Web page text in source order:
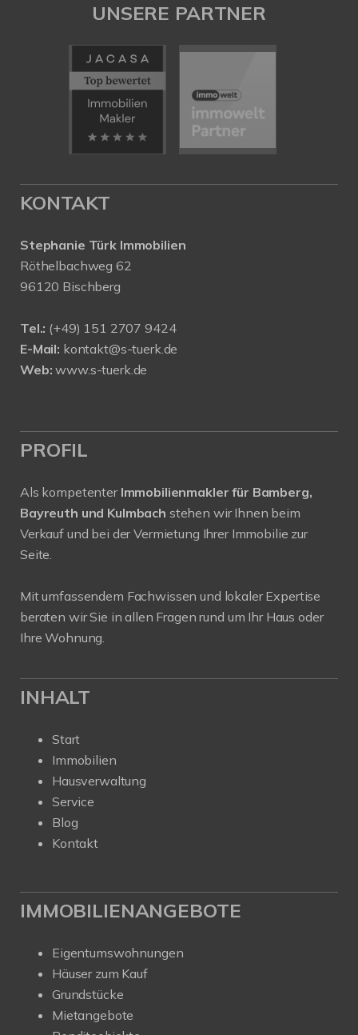
UNSERE PARTNER
KONTAKT
Stephanie Türk Immobilien
Röthelbachweg 62
96120 Bischberg
Tel.: (+49) 151 2707 9424
E-Mail: kontakt@s-tuerk.de
Web: www.s-tuerk.de
PROFIL
Als kompetenter Immobilienmakler für Bamberg,
Bayreuth und Kulmbach stehen wir Ihnen beim
Verkauf und bei der Vermietung Ihrer Immobilie zur
Seite.
Mit umfassendem Fachwissen und lokaler Expertise
beraten wir Sie in allen Fragen rund um Ihr Haus oder
Ihre Wohnung.
INHALT
Start
Immobilien
Hausverwaltung
Service
Blog
Kontakt
IMMOBILIENANGEBOTE
Eigentumswohnungen
Häuser zum Kauf
Grundstücke
Mietangebote